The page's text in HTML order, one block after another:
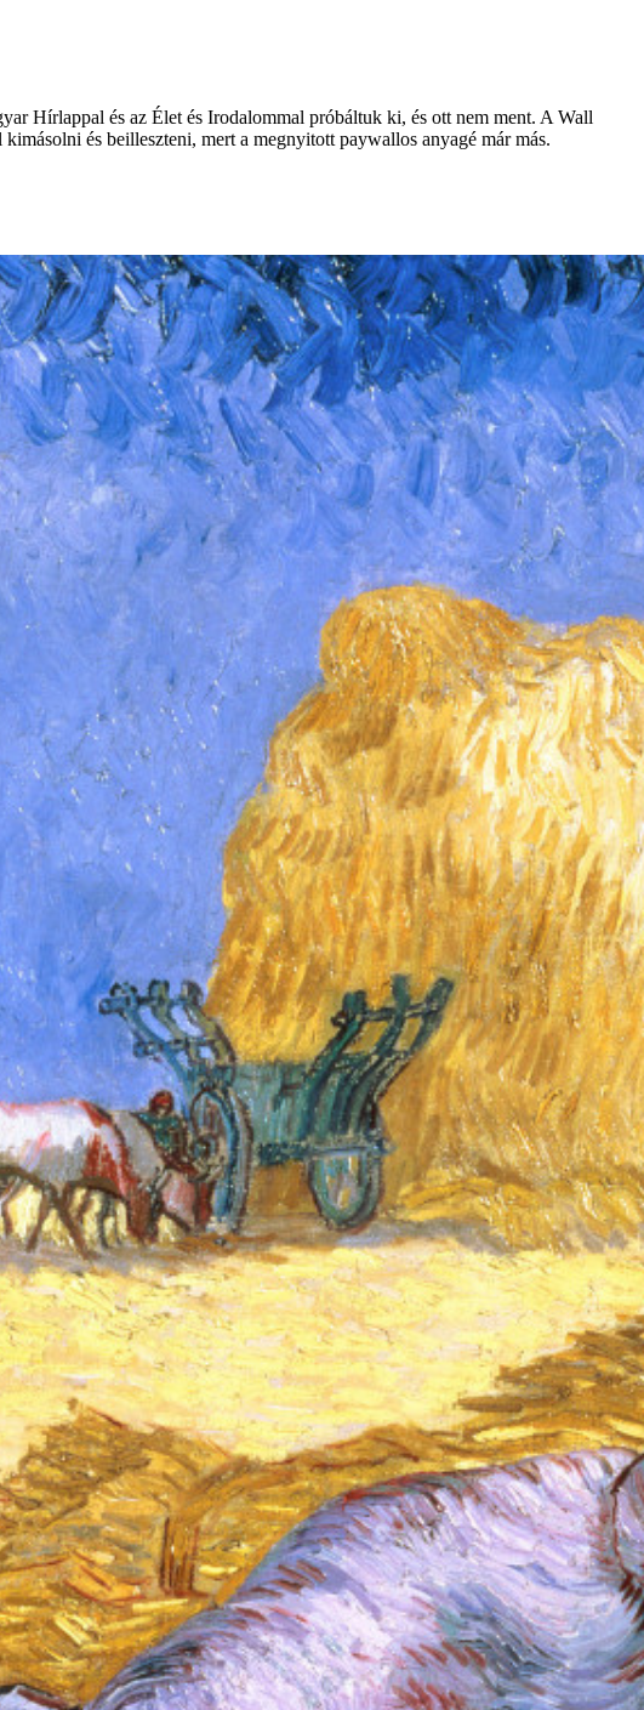
Hírlappal és az Élet és Irodalommal próbáltuk ki, és ott nem ment. A Wall
és beilleszteni, mert a megnyitott paywallos anyagé már más.